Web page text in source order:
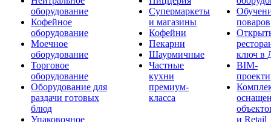
оборудование
Кофейное
оборудование
Моечное
оборудование
Торговое
оборудование
Оборудование для
раздачи готовых
блюд
Упаковочное
Супермаркеты
и магазины
Кофейни
Пекарни
Шаурмичные
Частные
кухни
премиум-
класса
поваров
ключ в
BIM-
и Retail